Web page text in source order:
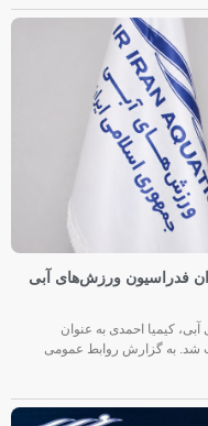
فدراسیون ورزش‌های آبی
کیمیا احمدی به عنوان
شد. به گزارش روابط عمومی